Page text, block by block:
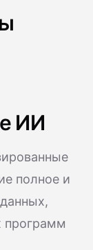
ИИ
полное и
программ